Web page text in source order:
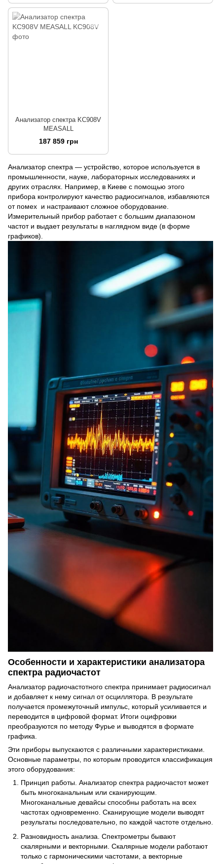
Анализатор спектра KC908V
MEASALL
187 859 грн
Анализатор спектра — устройство, которое используется в
промышленности, науке, лабораторных исследованиях и
других отраслях. Например, в Киеве с помощью этого
прибора контролируют качество радиосигналов, избавляются
от помех и настраивают сложное оборудование.
Измерительный прибор работает с большим диапазоном
частот и выдает результаты в наглядном виде (в форме
графиков).
Особенности и характеристики анализатора
спектра радиочастот
Анализатор радиочастотного спектра принимает радиосигнал
и добавляет к нему сигнал от осциллятора. В результате
получается промежуточный импульс, который усиливается и
переводится в цифровой формат. Итоги оцифровки
преобразуются по методу Фурье и выводятся в формате
графика.
Эти приборы выпускаются с различными характеристиками.
Основные параметры, по которым проводится классификация
этого оборудования:
Принцип работы. Анализатор спектра радиочастот может
быть многоканальным или сканирующим.
Многоканальные девайсы способны работать на всех
частотах одновременно. Сканирующие модели выводят
результаты последовательно, по каждой частоте отдельно.
Разновидность анализа. Спектрометры бывают
скалярными и векторными. Скалярные модели работают
только с гармоническими частотами, а векторные